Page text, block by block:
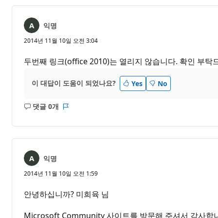
음
익명
2014년 11월 10일 오전 3:04
두번째 링크(office 2010)는 열리지 않습니다. 확인 부탁
이 대답이 도움이 되었나요? Yes No
댓글 0개
설
음
익명
2014년 11월 10일 오전 1:59
안녕하십니까? 미희육 님
Microsoft Community 사이트를 방문해 주셔서 감사합